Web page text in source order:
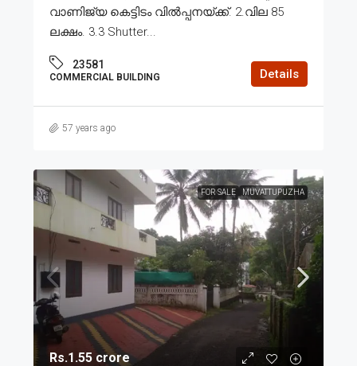
വാണിജ്യ കെട്ടിടം വിൽപ്പനയ്ക്ക്. 2.വില 85
ലക്ഷം. 3.3 Shutter...
23581
COMMERCIAL BUILDING Details
57 years ago
FOR SALE MUVATTUPUZHA
Rs.1.55 crore